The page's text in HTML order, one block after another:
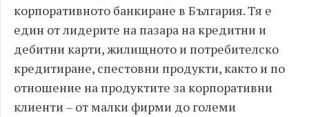
корпоративното банкиране в България. Тя е
един от лидерите на пазара на кредитни и
дебитни карти, жилищното и потребителско
кредитиране, спестовни продукти, както и по
отношение на продуктите за корпоративни
клиенти – от малки фирми до големи